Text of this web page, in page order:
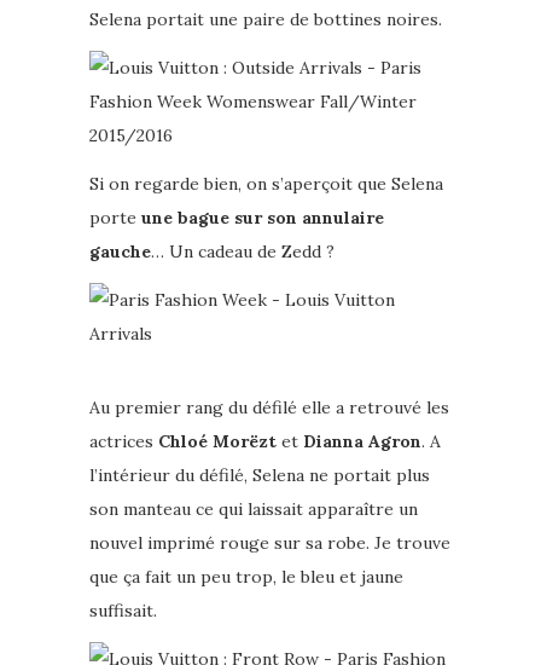
Selena portait une paire de bottines noires.
Si on regarde bien, on s’aperçoit que Selena
porte une bague sur son annulaire
gauche… Un cadeau de Zedd ?
Au premier rang du défilé elle a retrouvé les
actrices Chloé Morëzt et Dianna Agron. A
l’intérieur du défilé, Selena ne portait plus
son manteau ce qui laissait apparaître un
nouvel imprimé rouge sur sa robe. Je trouve
que ça fait un peu trop, le bleu et jaune
suffisait.